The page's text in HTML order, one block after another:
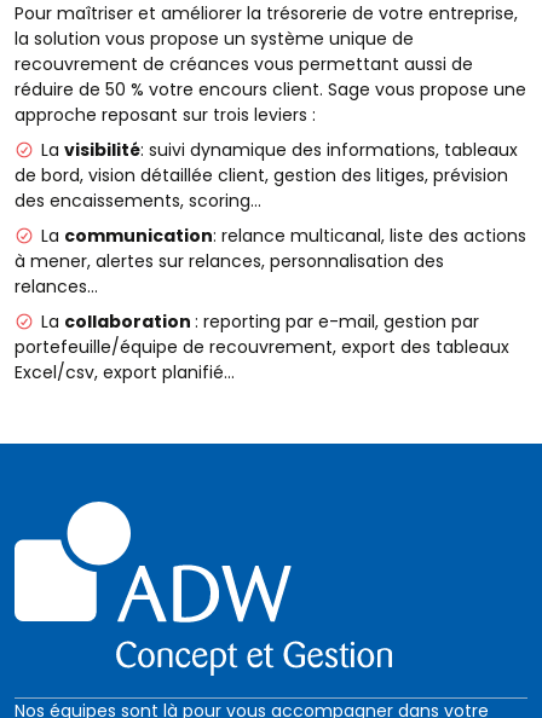
Pour maîtriser et améliorer la trésorerie de votre entreprise,
la solution vous propose un système unique de
recouvrement de créances vous permettant aussi de
réduire de 50 % votre encours client. Sage vous propose une
approche reposant sur trois leviers :
La visibilité: suivi dynamique des informations, tableaux
de bord, vision détaillée client, gestion des litiges, prévision
des encaissements, scoring…
La communication: relance multicanal, liste des actions
à mener, alertes sur relances, personnalisation des
relances…
La collaboration : reporting par e-mail, gestion par
portefeuille/équipe de recouvrement, export des tableaux
Excel/csv, export planifié…
Nos équipes sont là pour vous accompagner dans votre